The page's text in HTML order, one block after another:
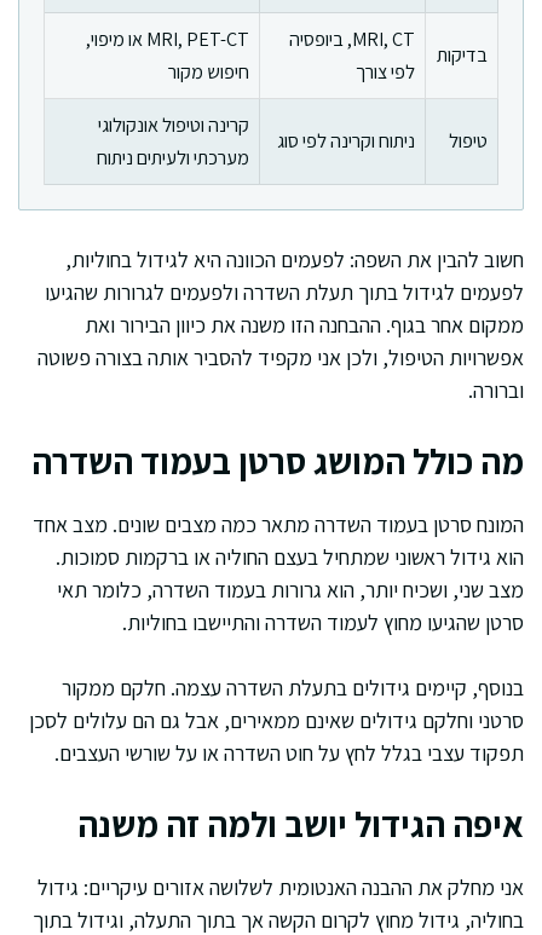
בדיקות
MRI, CT, ביופסיה
לפי צורך
MRI, PET-CT או מיפוי,
חיפוש מקור
טיפול ניתוח וקרינה לפי סוג
קרינה וטיפול אונקולוגי
מערכתי ולעיתים ניתוח
חשוב להבין את השפה: לפעמים הכוונה היא לגידול בחוליות,
לפעמים לגידול בתוך תעלת השדרה ולפעמים לגרורות שהגיעו
ממקום אחר בגוף. ההבחנה הזו משנה את כיוון הבירור ואת
אפשרויות הטיפול, ולכן אני מקפיד להסביר אותה בצורה פשוטה
וברורה.
מה כולל המושג סרטן בעמוד השדרה
המונח סרטן בעמוד השדרה מתאר כמה מצבים שונים. מצב אחד
הוא גידול ראשוני שמתחיל בעצם החוליה או ברקמות סמוכות.
מצב שני, ושכיח יותר, הוא גרורות בעמוד השדרה, כלומר תאי
סרטן שהגיעו מחוץ לעמוד השדרה והתיישבו בחוליות.
בנוסף, קיימים גידולים בתעלת השדרה עצמה. חלקם ממקור
סרטני וחלקם גידולים שאינם ממאירים, אבל גם הם עלולים לסכן
תפקוד עצבי בגלל לחץ על חוט השדרה או על שורשי העצבים.
איפה הגידול יושב ולמה זה משנה
אני מחלק את ההבנה האנטומית לשלושה אזורים עיקריים: גידול
בחוליה, גידול מחוץ לקרום הקשה אך בתוך התעלה, וגידול בתוך